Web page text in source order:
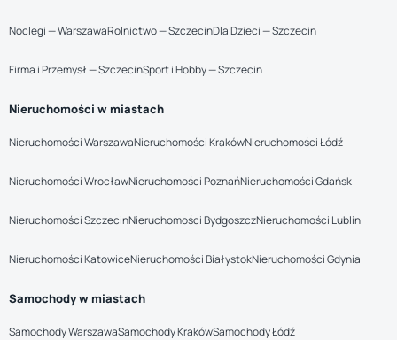
Noclegi — WarszawaRolnictwo — SzczecinDla Dzieci — Szczecin
Firma i Przemysł — SzczecinSport i Hobby — Szczecin
Nieruchomości w miastach
Nieruchomości WarszawaNieruchomości KrakówNieruchomości Łódź
Nieruchomości WrocławNieruchomości PoznańNieruchomości Gdańsk
Nieruchomości SzczecinNieruchomości BydgoszczNieruchomości Lublin
Nieruchomości KatowiceNieruchomości BiałystokNieruchomości Gdynia
Samochody w miastach
Samochody WarszawaSamochody KrakówSamochody Łódź